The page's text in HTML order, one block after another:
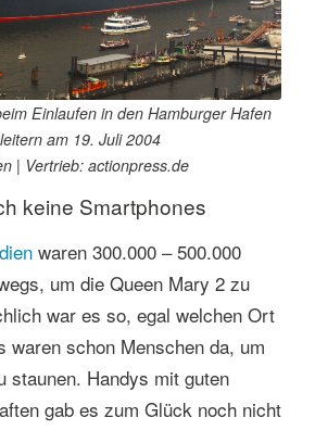
Einlaufen in den Hamburger Hafen
am 19. Juli 2004
| Vertrieb: actionpress.de
keine Smartphones
waren 300.000 – 500.000
um die Queen Mary 2 zu
war es so, egal welchen Ort
waren schon Menschen da, um
staunen. Handys mit guten
gab es zum Glück noch nicht